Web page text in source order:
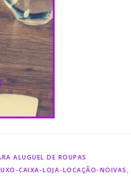
ALUGUEL DE ROUPAS
CAIXA-LOJA-LOCAÇÃO-NOIVAS ,